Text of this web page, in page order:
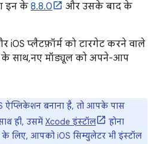
इन के 8.8.0
और उसके बाद के
iOS प्लैटफ़ॉर्म को टारगेट करने वाले
साथ, नए मॉड्यूल को अपने-आप
बनाना है, तो आपके पास
ही, उसमें Xcode इंस्टॉल
होना
लिए, आपको iOS सिम्युलेटर भी इंस्टॉल